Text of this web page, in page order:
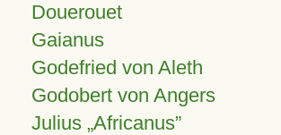
Douerouet
Gaianus
Godefried von Aleth
Godobert von Angers
Julius Africanus